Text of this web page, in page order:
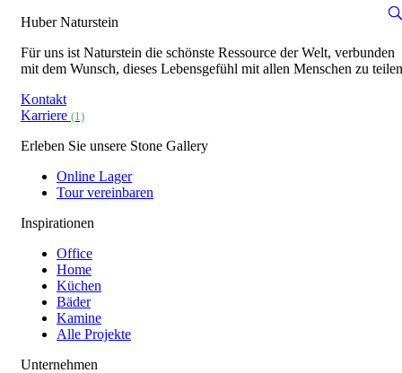
Huber Naturstein
Für uns ist Naturstein die schönste Ressource der Welt, verbunden
mit dem Wunsch, dieses Lebensgefühl mit allen Menschen zu
Kontakt
Karriere (1)
Erleben Sie unsere Stone Gallery
Online Lager
Tour vereinbaren
Inspirationen
Office
Home
Küchen
Bäder
Kamine
Alle Projekte
Unternehmen